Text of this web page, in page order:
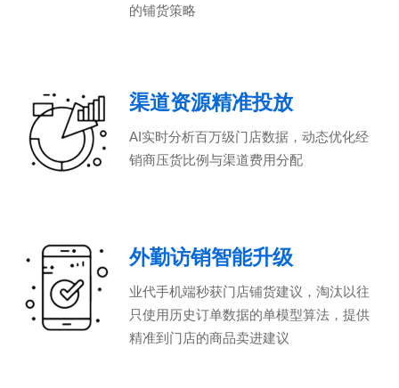
的铺货策略
渠道资源精准投放
AI实时分析百万级门店数据，动态优化经
销商压货比例与渠道费用分配
外勤访销智能升级
业代手机端秒获门店铺货建议，淘汰以往
只使用历史订单数据的单模型算法，提供
精准到门店的商品卖进建议